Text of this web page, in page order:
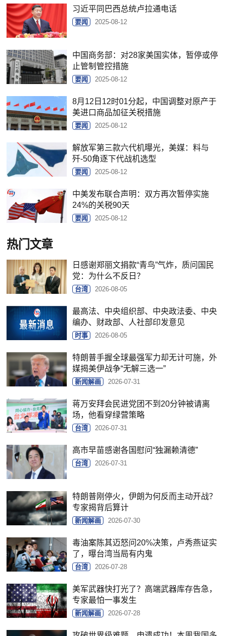
习近平同巴西总统卢拉通电话
要闻 2025-08-12
中国商务部：对28家美国实体，暂停或停
止管制管控措施
要闻 2025-08-12
8月12日12时01分起，中国调整对原产于
美进口商品加征关税措施
要闻 2025-08-12
解放军第三款六代机曝光，美媒：料与
歼-50角逐下代战机选型
要闻 2025-08-12
中美发布联合声明：双方再次暂停实施
24%的关税90天
要闻 2025-08-12
热门文章
日感谢郑丽文捐款“青鸟”气炸，质问国民
党：为什么不反日？
台湾 2026-08-05
最高法、中央组织部、中央政法委、中央
编办、财政部、人社部印发意见
时事 2026-08-05
特朗普手握全球最强军力却无计可施，外
媒揭美伊战争“无解三选一”
新闻解画 2026-07-31
蒋万安拜会民进党团不到20分钟被请离
场，他看穿绿营策略
台湾 2026-07-31
高市早苗感谢各国慰问“独漏赖清德”
台湾 2026-07-31
特朗普刚停火，伊朗为何反而主动开战？
专家揭背后算计
新闻解画 2026-07-30
毒油案陈其迈怒问20%决策，卢秀燕证实
了，曝台湾当局有内鬼
台湾 2026-07-28
美军武器快打光了？高端武器库存告急，
专家最怕一事发生
新闻解画 2026-07-28